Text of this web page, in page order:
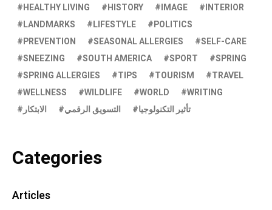
HEALTHY LIVING
HISTORY IMAGE
INTERIOR
LANDMARKS
LIFESTYLE
POLITICS
PREVENTION
SEASONAL ALLERGIES
SELF-CARE
SNEEZING
SOUTH AMERICA SPORT
SPRING
SPRING ALLERGIES
TIPS TOURISM
TRAVEL
WELLNESS
WILDLIFE WORLD
WRITING
الابتكار
التسويق الرقمي تأثير التكنولوجيا
Categories
Articles